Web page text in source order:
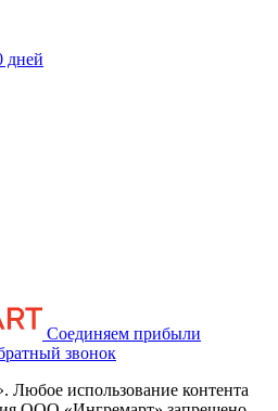
дней
Соединяем прибыли
звонок
Любое использование контента